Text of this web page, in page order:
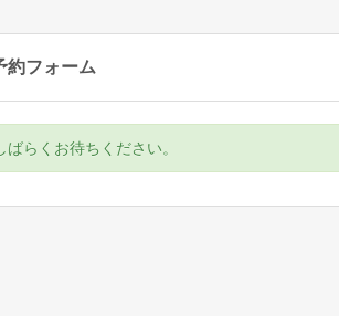
約フォーム
らくお待ちください。